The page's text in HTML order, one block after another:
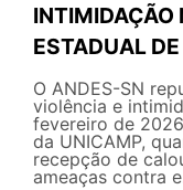
INTIMIDAÇÃO
ESTADUAL
O ANDES-SN
violência e
fevereiro de
da UNICAMP,
recepção de
ameaças contra